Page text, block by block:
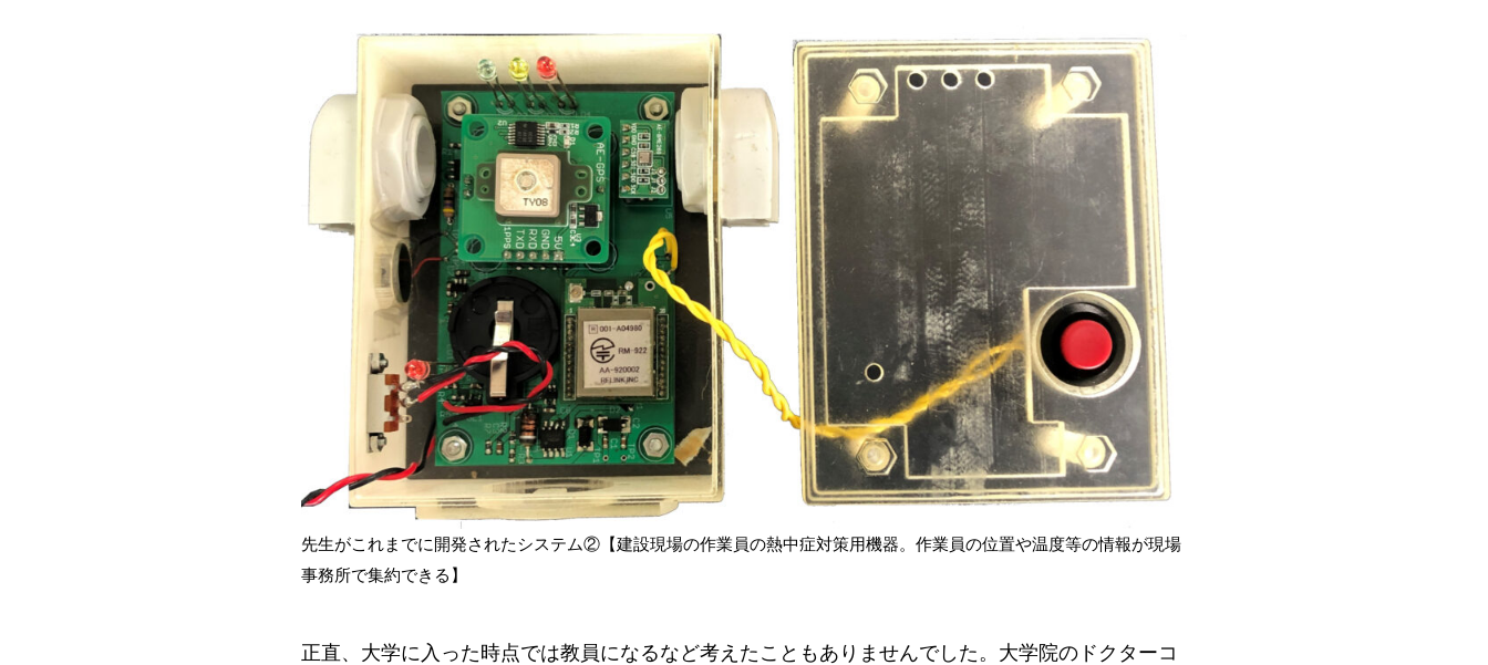
先生がこれまでに開発されたシステム②【建設現場の作業員の熱中症対策用機器。作業員の位置や温度等の情報が現場
事務所で集約できる】
正直、大学に入った時点では教員になるなど考えたこともありませんでした。大学院のドクターコ